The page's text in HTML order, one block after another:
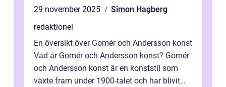
29 november 2025
Simon Hagberg
redaktionel
En översikt över Gomér och Andersson konst
Vad är Gomér och Andersson konst? Gomér
och Andersson konst är en konststil som
växte fram under 1900-talet och har blivit